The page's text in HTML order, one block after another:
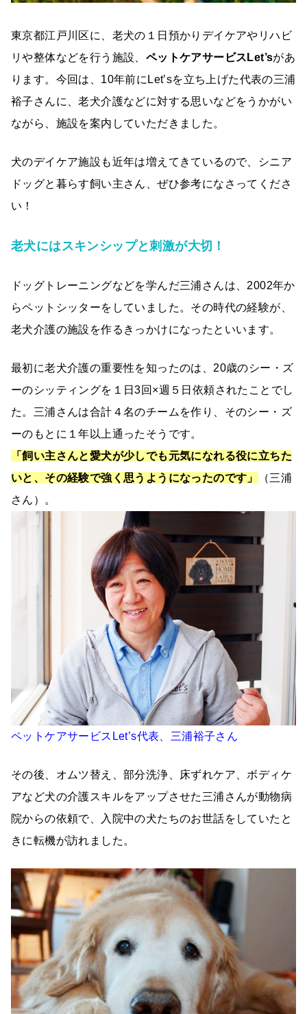
東京都江戸川区に、老犬の１日預かりデイケアやリハビ
リや整体などを行う施設、 ペットケアサービスLet’sがあ
ります。今回は、10年前にLet’sを立ち上げた代表の三浦
裕子さんに、老犬介護などに対する思いなどをうかがい
ながら、施設を案内していただきました。
犬のデイケア施設も近年は増えてきているので、シニア
ドッグと暮らす飼い主さん、ぜひ参考になさってくださ
い！
老犬にはスキンシップと刺激が大切！
ドッグトレーニングなどを学んだ三浦さんは、2002年か
らペットシッターをしていました。その時代の経験が、
老犬介護の施設を作るきっかけになったといいます。
最初に老犬介護の重要性を知ったのは、20歳のシー・ズ
ーのシッティングを１日3回×週５日依頼されたことでし
た。三浦さんは合計４名のチームを作り、そのシー・ズ
ーのもとに１年以上通ったそうです。
「飼い主さんと愛犬が少しでも元気になれる役に立ちた
いと、その経験で強く思うようになったのです」
（三浦
さん）。
ペットケアサービスLet’s代表、三浦裕子さん
その後、オムツ替え、部分洗浄、床ずれケア、ボディケ
アなど犬の介護スキルをアップさせた三浦さんが動物病
院からの依頼で、入院中の犬たちのお世話をしていたと
きに転機が訪れました。